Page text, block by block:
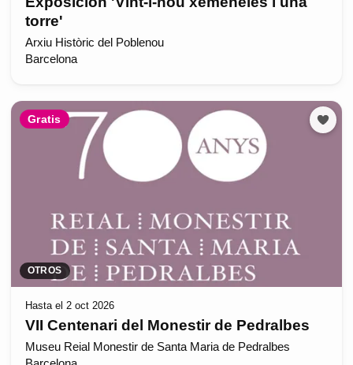
torre'
Arxiu Històric del Poblenou
Barcelona
Gratis
OTROS
Hasta el 2 oct 2026
VII Centenari del Monestir de Pedralbes
Museu Reial Monestir de Santa Maria de Pedralbes